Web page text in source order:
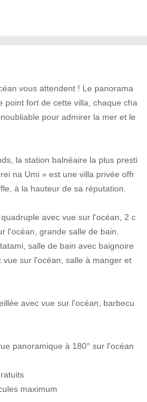
vous attendent ! Le panorama
point fort de cette villa, chaque cha
pour admirer la mer et le
la station balnéaire la plus presti
na Umi » est une villa privée offr
à la hauteur de sa réputation.
avec vue sur l'océan, 2 c
l'océan, grande salle de bain.
salle de bain avec baignoire
sur l'océan, salle à manger et
avec vue sur l'océan, barbecu
panoramique à 180° sur l'océan
maximum